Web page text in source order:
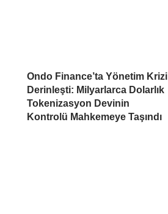
Ondo Finance’ta Yönetim Krizi
Derinleşti: Milyarlarca Dolarlık
Tokenizasyon Devinin
Kontrolü Mahkemeye Taşındı